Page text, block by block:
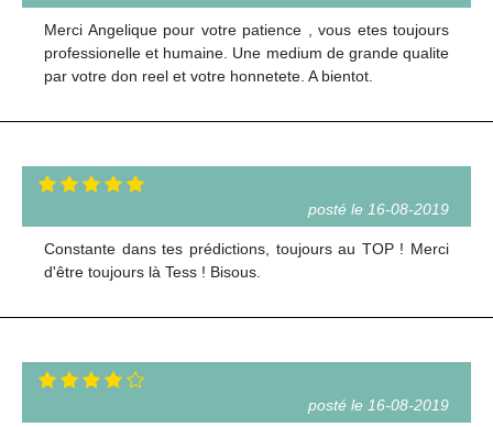
Merci Angelique pour votre patience , vous etes toujours
professionelle et humaine. Une medium de grande qualite
par votre don reel et votre honnetete. A bientot.
posté le 16-08-2019
Constante dans tes prédictions, toujours au TOP ! Merci
d'être toujours là Tess ! Bisous.
posté le 16-08-2019